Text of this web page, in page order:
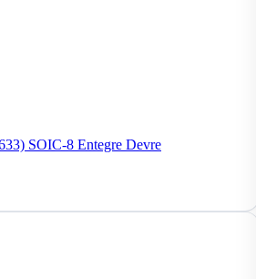
SOIC-8 Entegre Devre